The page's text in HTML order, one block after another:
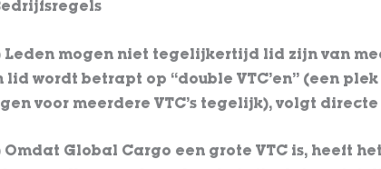
Leden mogen niet tegelijkertijd lid zijn van
lid wordt betrapt op “double VTC’en” (een
voor meerdere VTC’s tegelijk), volgt
Omdat Global Cargo een grote VTC is, heeft